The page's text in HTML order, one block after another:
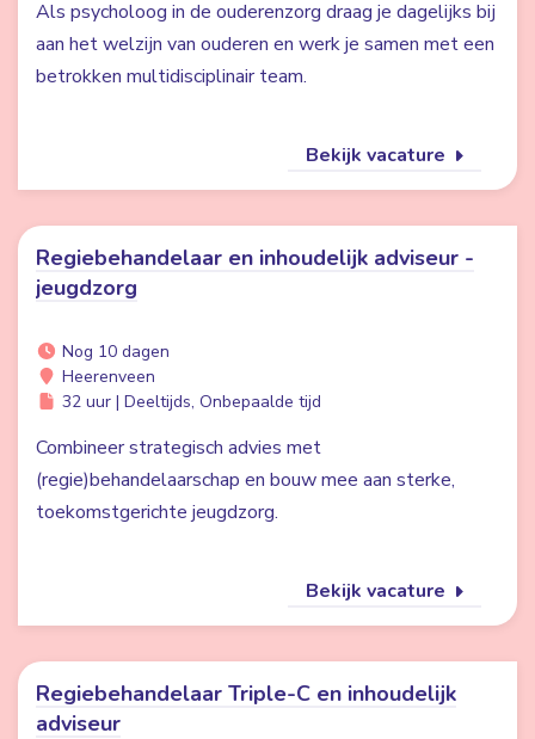
Als psycholoog in de ouderenzorg draag je dagelijks bij
aan het welzijn van ouderen en werk je samen met een
betrokken multidisciplinair team.
Bekijk vacature
Regiebehandelaar en inhoudelijk adviseur -
jeugdzorg
Nog 10 dagen
Heerenveen
32 uur | Deeltijds, Onbepaalde tijd
Combineer strategisch advies met
(regie)behandelaarschap en bouw mee aan sterke,
toekomstgerichte jeugdzorg.
Bekijk vacature
Regiebehandelaar Triple-C en inhoudelijk
adviseur